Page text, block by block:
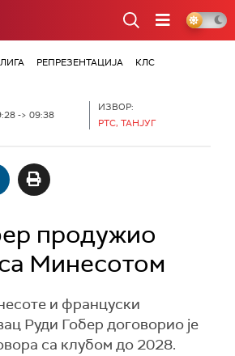
РЕПРЕЗЕНТАЦИЈА КЛС
-> 09:38
ИЗВОР:
РТС, ТАНЈУГ
продужио
Минесотом
и француски
Руди Гобер договорио је
са клубом до 2028.